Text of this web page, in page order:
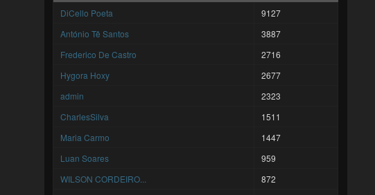
DiCello Poeta
9127
António Tê Santos
3887
Frederico De Castro
2716
Hygora Hoxy
2677
admin
2323
CharlesSilva
1511
Maria Carmo
1447
Luan Soares
959
WILSON CORDEIRO...
872